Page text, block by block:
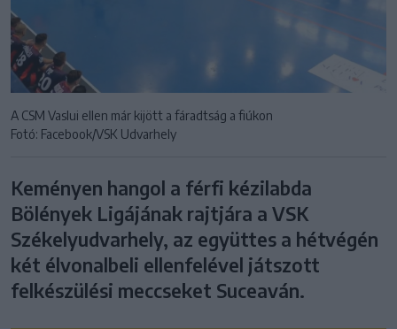
A CSM Vaslui ellen már kijött a fáradtság a fiúkon
Fotó: Facebook/VSK Udvarhely
Keményen hangol a férfi kézilabda
Bölények Ligájának rajtjára a VSK
Székelyudvarhely, az együttes a hétvégén
két élvonalbeli ellenfelével játszott
felkészülési meccseket Suceaván.